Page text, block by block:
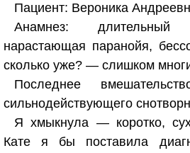
Пациент: Вероника
Анамнез:
нарастающая паранойя,
сколько уже? — слишком
Последнее
сильнодействующего
Я хмыкнула — коротко,
Кате я бы поставила